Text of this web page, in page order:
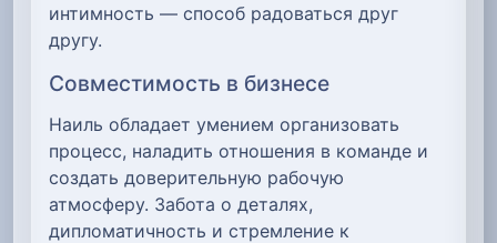
интимность — способ радоваться друг
другу.
Совместимость в бизнесе
Наиль обладает умением организовать
процесс, наладить отношения в команде и
создать доверительную рабочую
атмосферу. Забота о деталях,
дипломатичность и стремление к